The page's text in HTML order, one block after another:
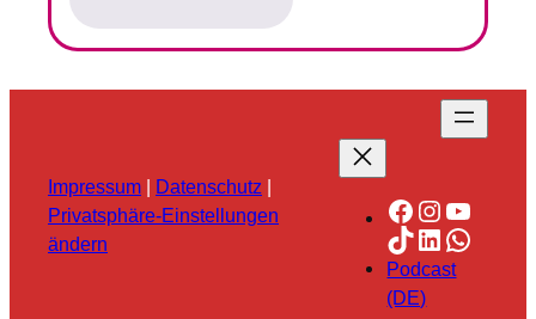
Impressum | Datenschutz |
Privatsphäre-Einstellungen
ändern
Facebook
TikTok
LinkedIn
Podcast
(DE)